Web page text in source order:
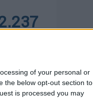
of your personal or
the below opt-out section to
is processed you may
στο